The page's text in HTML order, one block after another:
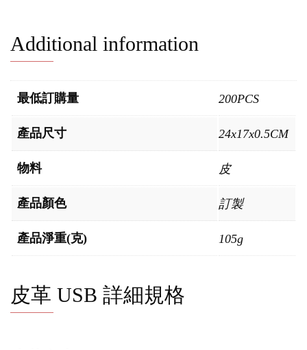
Additional information
最低訂購量 200PCS
產品尺寸 24x17x0.5CM
物料 皮
產品顏色 訂製
產品淨重(克) 105g
皮革 USB 詳細規格